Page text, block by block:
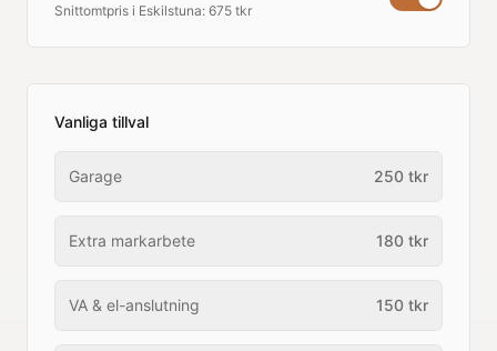
Snittomtpris i Eskilstuna: 675 tkr
Vanliga tillval
Garage 250 tkr
Extra markarbete 180 tkr
VA & el-anslutning 150 tkr